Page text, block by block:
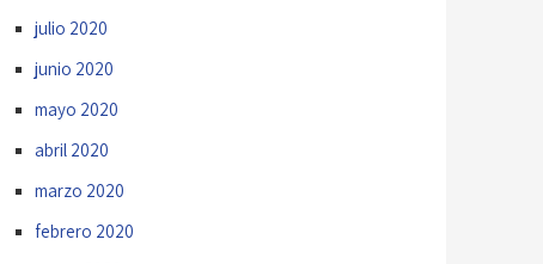
julio 2020
junio 2020
mayo 2020
abril 2020
marzo 2020
febrero 2020